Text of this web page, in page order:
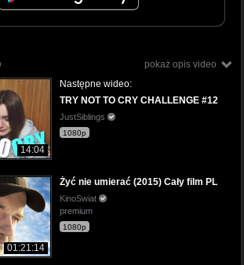
pokaż opis video
14:04
Następne wideo:
TRY NOT TO CRY CHALLENGE #12
JustSiblings
1080p
01:21:14
Żyć nie umierać (2015) Cały film PL
KinoSwiat
premium
1080p